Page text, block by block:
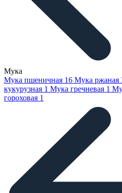
Мука
Мука пшеничная 16 Мука ржаная
кукурузная 1 Мука гречневая 1
гороховая 1